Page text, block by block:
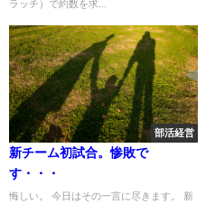
ラッチ）で約数を求...
部活経営
新チーム初試合。惨敗で
す・・・
悔しい。 今日はその一言に尽きます。 新